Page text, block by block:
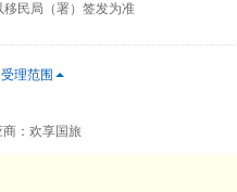
移民局（署）签发为准
受理范围
商：欢享国旅